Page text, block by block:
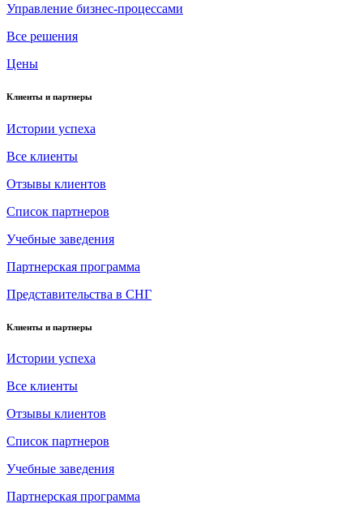
Управление бизнес-процессами
Все решения
Цены
Клиенты и партнеры
Истории успеха
Все клиенты
Отзывы клиентов
Список партнеров
Учебные заведения
Партнерская программа
Представительства в СНГ
Клиенты и партнеры
Истории успеха
Все клиенты
Отзывы клиентов
Список партнеров
Учебные заведения
Партнерская программа